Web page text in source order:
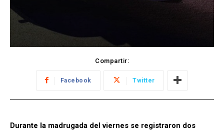
Compartir:
Facebook Twitter
Durante la madrugada del viernes se registraron dos